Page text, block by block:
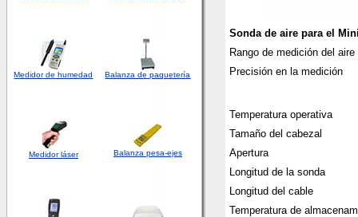
Medidorde humedad Balanza de paquetería
Medidor láser Balanza pesa-ejes
Sonda de aire para el
Rango de medición del aire
Precisión en la medición
Temperatura operativa
Tamaño del cabezal
Apertura
Longitud de la sonda
Longitud del cable
Temperatura de